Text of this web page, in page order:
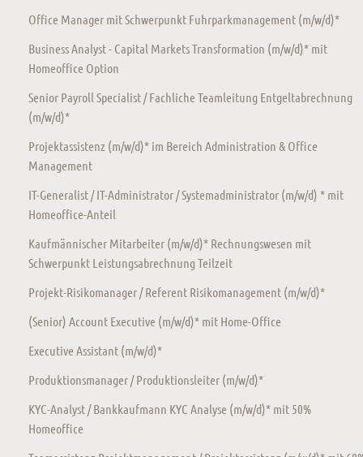
Office Manager mit Schwerpunkt Fuhrparkmanagement (m/w/d)*
Business Analyst - Capital Markets Transformation (m/w/d)* mit
Homeoffice Option
Senior Payroll Specialist / Fachliche Teamleitung Entgeltabrechnung
(m/w/d)*
Projektassistenz (m/w/d)* im Bereich Administration & Office
Management
IT-Generalist / IT-Administrator / Systemadministrator (m/w/d) * mit
Homeoffice-Anteil
Kaufmännischer Mitarbeiter (m/w/d)* Rechnungswesen mit
Schwerpunkt Leistungsabrechnung Teilzeit
Projekt-Risikomanager / Referent Risikomanagement (m/w/d)*
(Senior) Account Executive (m/w/d)* mit Home-Office
Executive Assistant (m/w/d)*
Produktionsmanager / Produktionsleiter (m/w/d)*
KYC-Analyst / Bankkaufmann KYC Analyse (m/w/d)* mit 50%
Homeoffice